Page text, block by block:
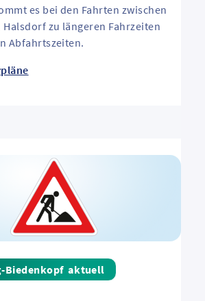
es bei den Fahrten zwischen
zu längeren Fahrzeiten
Abfahrtszeiten.
aktuell